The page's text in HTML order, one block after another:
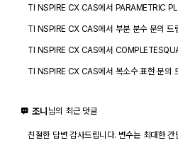
TI NSPIRE CX CAS에서 PARAMETRIC
TI NSPIRE CX CAS에서 부분 분수 문의 드
TI NSPIRE CX CAS에서
TI NSPIRE CX CAS에서 복소수 표현 문의
조니 님의 최근 댓글
친절한 답변 감사드립니다. 변수는 최대한